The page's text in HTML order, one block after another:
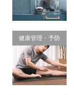
健康管理・予防
習慣